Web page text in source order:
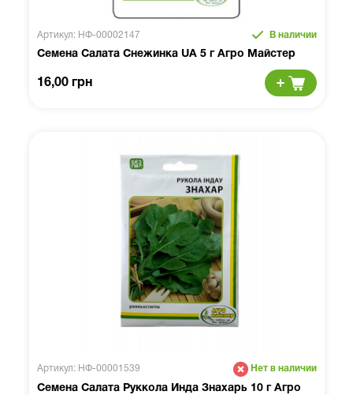
Артикул: НФ-00002147 В наличии
Семена Салата Снежинка UA 5 г Агро Майстер
16,00 грн
Артикул: НФ-00001539 Нет в наличии
Семена Салата Руккола Инда Знахарь 10 г Агро